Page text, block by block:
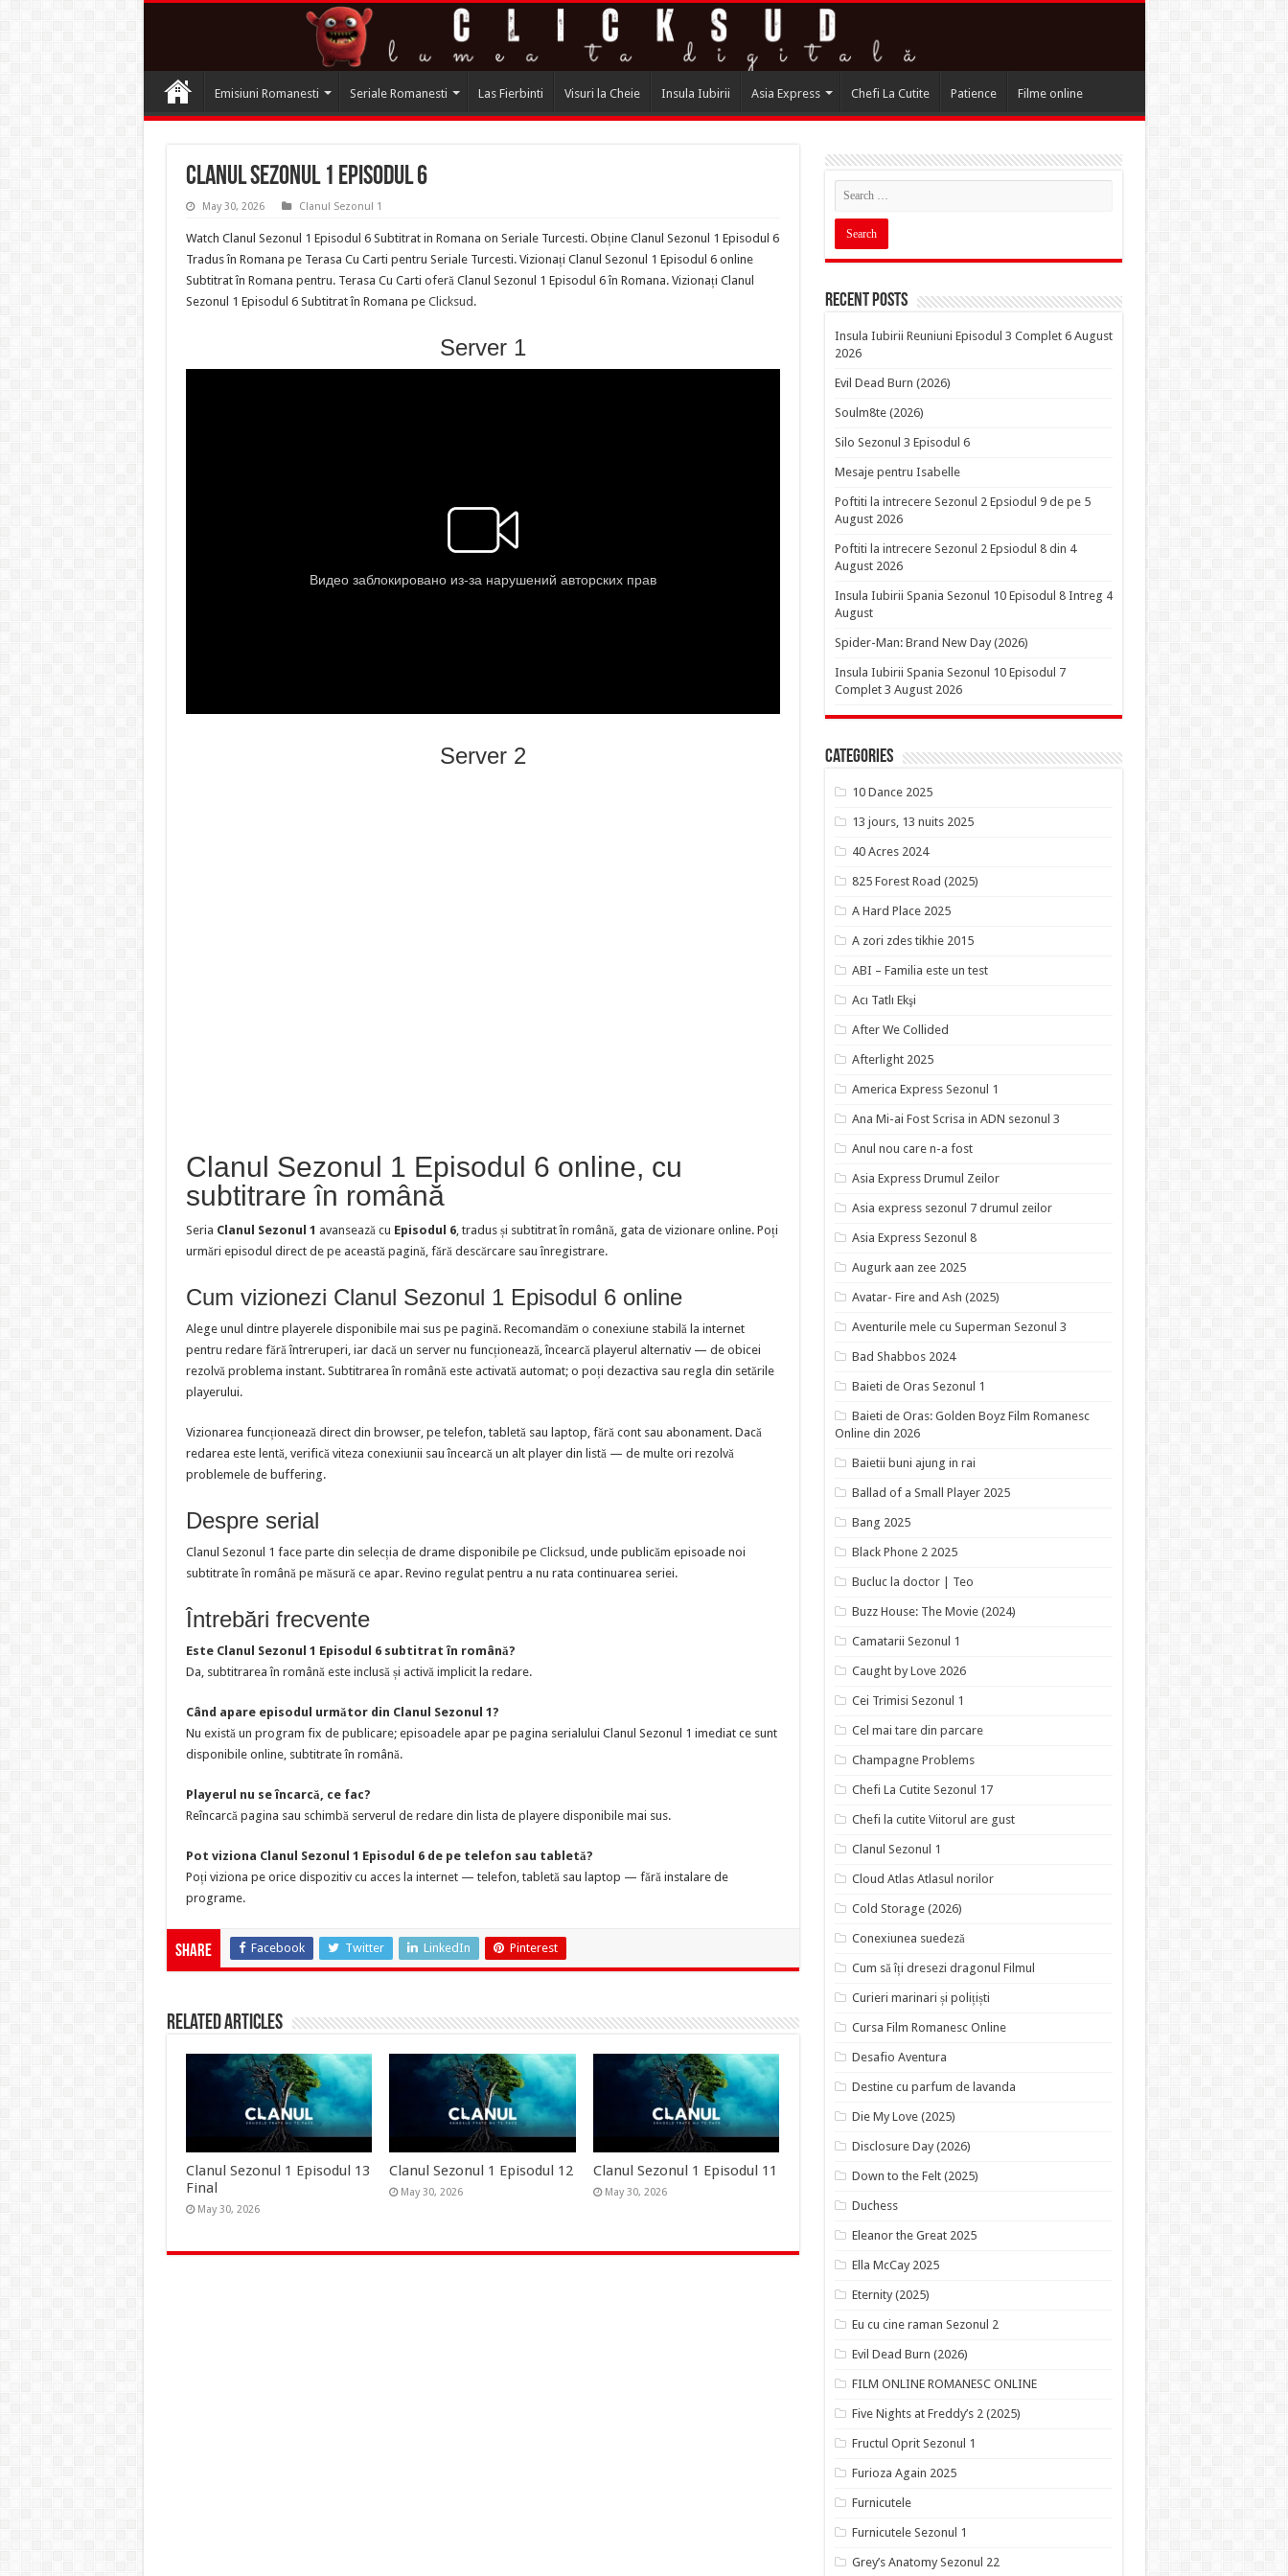
Emisiuni Romanesti Seriale Romanesti Las Fierbinti Visuri la Cheie Insula Iubirii Asia Express Chefi La Cutite Patience Filme online
Clanul Sezonul 1 Episodul 6
May 30, 2026 Clanul Sezonul 1
Watch Clanul Sezonul 1 Episodul 6 Subtitrat in Romana on Seriale Turcesti. Obține Clanul Sezonul 1 Episodul 6
Tradus în Romana pe Terasa Cu Carti pentru Seriale Turcesti. Vizionați Clanul Sezonul 1 Episodul 6 online
Subtitrat în Romana pentru. Terasa Cu Carti oferă Clanul Sezonul 1 Episodul 6 în Romana. Vizionați Clanul
Sezonul 1 Episodul 6 Subtitrat în Romana pe Clicksud .
Server 1
Server 2
Clanul Sezonul 1 Episodul 6 online, cu
subtitrare în română
Seria Clanul Sezonul 1 avansează cu Episodul 6, tradus și subtitrat în română, gata de vizionare online. Poți
urmări episodul direct de pe această pagină, fără descărcare sau înregistrare.
Cum vizionezi Clanul Sezonul 1 Episodul 6 online
Alege unul dintre playerele disponibile mai sus pe pagină. Recomandăm o conexiune stabilă la internet
pentru redare fără întreruperi, iar dacă un server nu funcționează, încearcă playerul alternativ — de obicei
rezolvă problema instant. Subtitrarea în română este activată automat; o poți dezactiva sau regla din setările
playerului.
Vizionarea funcționează direct din browser, pe telefon, tabletă sau laptop, fără cont sau abonament. Dacă
redarea este lentă, verifică viteza conexiunii sau încearcă un alt player din listă — de multe ori rezolvă
problemele de buffering.
Despre serial
Clanul Sezonul 1 face parte din selecția de drame disponibile pe Clicksud , unde publicăm episoade noi
subtitrate în română pe măsură ce apar. Revino regulat pentru a nu rata continuarea seriei.
Întrebări frecvente
Este Clanul Sezonul 1 Episodul 6 subtitrat în română?
Da, subtitrarea în română este inclusă și activă implicit la redare.
Când apare episodul următor din Clanul Sezonul 1?
Nu există un program fix de publicare; episoadele apar pe pagina serialului Clanul Sezonul 1 imediat ce sunt
disponibile online, subtitrate în română.
Playerul nu se încarcă, ce fac?
Reîncarcă pagina sau schimbă serverul de redare din lista de playere disponibile mai sus.
Pot viziona Clanul Sezonul 1 Episodul 6 de pe telefon sau tabletă?
Poți viziona pe orice dispozitiv cu acces la internet — telefon, tabletă sau laptop — fără instalare de
programe.
Share Facebook Twitter LinkedIn Pinterest
Related Articles
Clanul Sezonul 1 Episodul 13
Final
May 30, 2026
Clanul Sezonul 1 Episodul 12
May 30, 2026
Clanul Sezonul 1 Episodul 11
May 30, 2026
Recent Posts
Insula Iubirii Reuniuni Episodul 3 Complet 6 August
2026
Evil Dead Burn (2026)
Soulm8te (2026)
Silo Sezonul 3 Episodul 6
Mesaje pentru Isabelle
Poftiti la intrecere Sezonul 2 Epsiodul 9 de pe 5
August 2026
Poftiti la intrecere Sezonul 2 Epsiodul 8 din 4
August 2026
Insula Iubirii Spania Sezonul 10 Episodul 8 Intreg 4
August
Spider-Man: Brand New Day (2026)
Insula Iubirii Spania Sezonul 10 Episodul 7
Complet 3 August 2026
Categories
10 Dance 2025
13 jours, 13 nuits 2025
40 Acres 2024
825 Forest Road (2025)
A Hard Place 2025
A zori zdes tikhie 2015
ABI – Familia este un test
Acı Tatlı Ekşi
After We Collided
Afterlight 2025
America Express Sezonul 1
Ana Mi-ai Fost Scrisa in ADN sezonul 3
Anul nou care n-a fost
Asia Express Drumul Zeilor
Asia express sezonul 7 drumul zeilor
Asia Express Sezonul 8
Augurk aan zee 2025
Avatar- Fire and Ash (2025)
Aventurile mele cu Superman Sezonul 3
Bad Shabbos 2024
Baieti de Oras Sezonul 1
Baieti de Oras: Golden Boyz Film Romanesc
Online din 2026
Baietii buni ajung in rai
Ballad of a Small Player 2025
Bang 2025
Black Phone 2 2025
Bucluc la doctor | Teo
Buzz House: The Movie (2024)
Camatarii Sezonul 1
Caught by Love 2026
Cei Trimisi Sezonul 1
Cel mai tare din parcare
Champagne Problems
Chefi La Cutite Sezonul 17
Chefi la cutite Viitorul are gust
Clanul Sezonul 1
Cloud Atlas Atlasul norilor
Cold Storage (2026)
Conexiunea suedeză
Cum să îți dresezi dragonul Filmul
Curieri marinari și polițiști
Cursa Film Romanesc Online
Desafio Aventura
Destine cu parfum de lavanda
Die My Love (2025)
Disclosure Day (2026)
Down to the Felt (2025)
Duchess
Eleanor the Great 2025
Ella McCay 2025
Eternity (2025)
Eu cu cine raman Sezonul 2
Evil Dead Burn (2026)
FILM ONLINE ROMANESC ONLINE
Five Nights at Freddy’s 2 (2025)
Fructul Oprit Sezonul 1
Furioza Again 2025
Furnicutele
Furnicutele Sezonul 1
Grey’s Anatomy Sezonul 22